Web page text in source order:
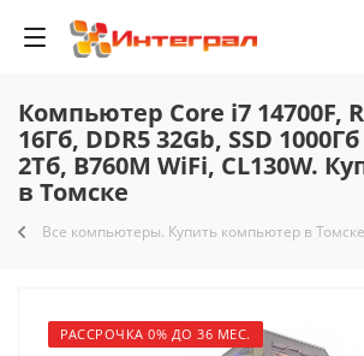
Компьютер Core i7 14700F,
16Гб, DDR5 32Gb, SSD
2Тб, B760M WiFi, CL130W.
в Томске
Все компьютеры. Купить компьютер в Томске
РАССРОЧКА 0% ДО 36 МЕС.